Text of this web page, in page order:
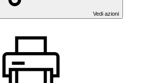
Vedi azioni